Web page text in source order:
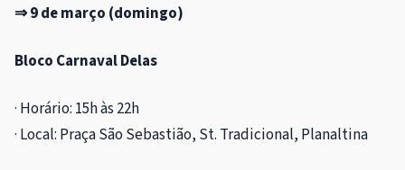
⇒ 9 de março (domingo)
Bloco Carnaval Delas
· Horário: 15h às 22h
· Local: Praça São Sebastião, St. Tradicional, Planaltina